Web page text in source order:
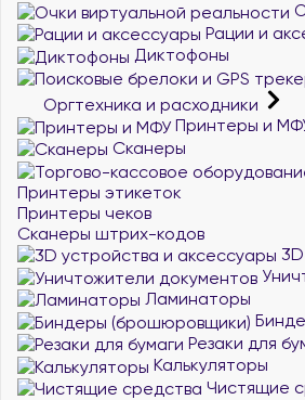
Рации и
Диктофоны
Оргтехника и расходники
Принтеры и
Сканеры
Принтеры этикеток
Принтеры чеков
Сканеры штрих-кодов
Ламинаторы
Резаки для
Калькуляторы
Чистящие